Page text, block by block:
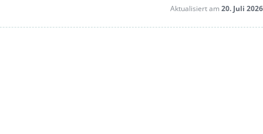
Aktualisiert am 20. Juli 2026